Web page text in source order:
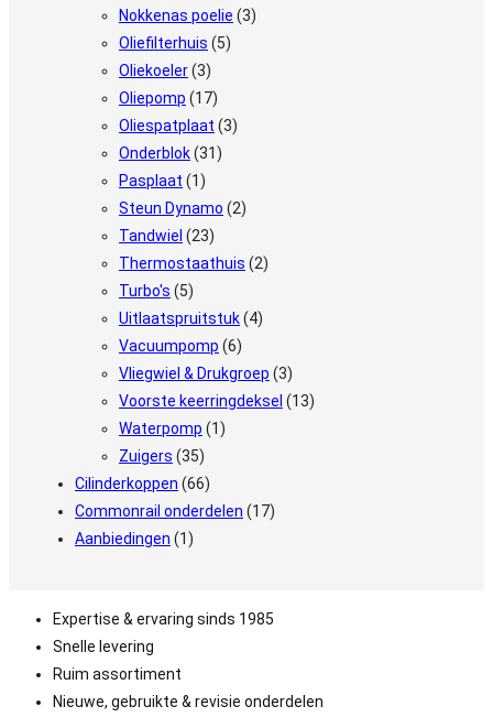
Nokkenas poelie (3)
Oliefilterhuis (5)
Oliekoeler(3)
Oliepomp (17)
Oliespatplaat (3)
Onderblok(31)
Pasplaat (1)
Steun Dynamo (2)
Tandwiel (23)
Thermostaathuis (2)
Turbo's (5)
Uitlaatspruitstuk(4)
Vacuumpomp (6)
Vliegwiel & Drukgroep (3)
Voorste keerringdeksel (13)
Waterpomp (1)
Zuigers (35)
Cilinderkoppen (66)
Commonrail onderdelen (17)
Aanbiedingen (1)
Expertise & ervaring sinds 1985
Snelle levering
Ruim assortiment
Nieuwe, gebruikte & revisie onderdelen